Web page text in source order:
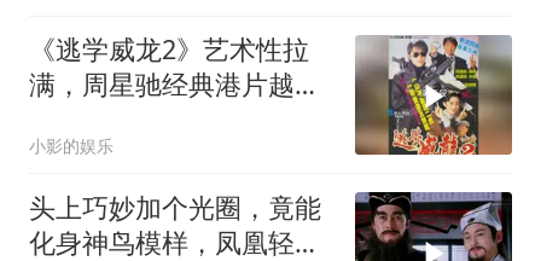
《逃学威龙2》艺术性拉
满，周星驰经典港片越品
小影的娱乐
头上巧妙加个光圈，竟能
化身神鸟模样，凤凰轻松